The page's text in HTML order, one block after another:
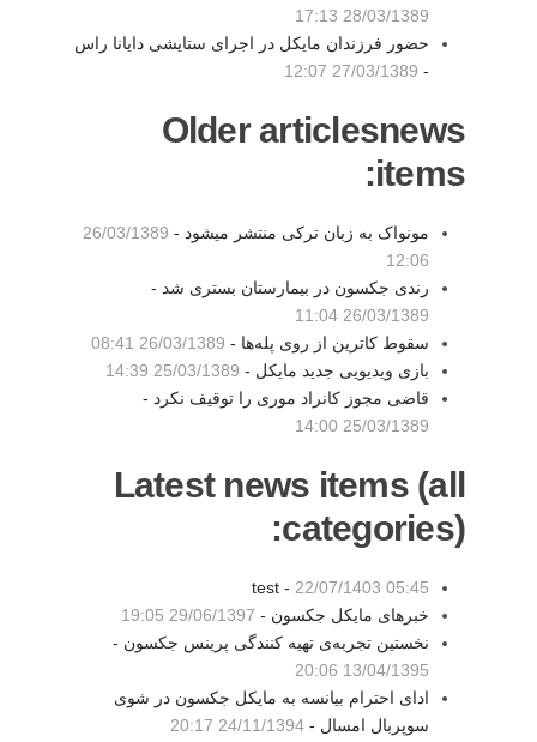
28/03/1389 17:13
حضور فرزندان مایکل در اجرای ستایشی دایانا راس
-
27/03/1389 12:07
Older articlesnews
items:
مونواک به زبان ترکی منتشر میشود - 26/03/1389
12:06
رندی جکسون در بیمارستان بستری شد -
26/03/1389 11:04
سقوط کاترین از روی پله‌ها - 26/03/1389 08:41
بازی ویدیویی جدید مایکل - 25/03/1389 14:39
قاضی مجوز کانراد موری را توقیف نکرد -
25/03/1389 14:00
Latest news items (all
categories):
test -22/07/1403 05:45
خبرهای مایکل جکسون - 29/06/1397 19:05
نخستین تجربه‌ی تهیه کنندگی پرینس جکسون -
13/04/1395 20:06
ادای احترام بیانسه به مایکل جکسون در شوی
سوپربال امسال - 24/11/1394 20:17